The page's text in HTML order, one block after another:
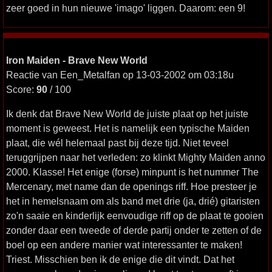
zeer goed in hun nieuwe 'imago' liggen. Daarom: een 9!
Iron Maiden - Brave New World
Reactie van Een_Metalfan op 13-03-2002 om 03:18u
Score: 90 / 100
Ik denk dat Brave New World de juiste plaat op het juiste
moment is geweest. Het is namelijk een typische Maiden
plaat, die wél helemaal past bij deze tijd. Niet teveel
teruggrijpen naar het verleden: zo klinkt Mighty Maiden anno
2000. Klasse! Het enige (forse) minpunt is het nummer The
Mercenary, met name dan de openings riff. Hoe presteer je
het in hemelsnaam om als band met drie (ja, drié) gitaristen
zo'n saaie en kinderlijk eenvoudige riff op de plaat te gooien
zonder daar een tweede of derde partij onder te zetten of de
boel op een andere manier wat interessanter te maken!
Triest. Misschien ben ik de enige die dit vindt. Dat het